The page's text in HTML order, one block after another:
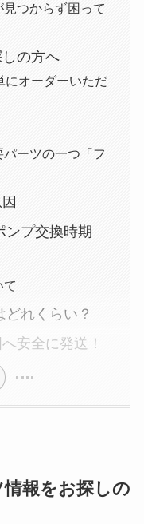
つからず困って
の方へ
にオーダーいただ
ーツの一つ「フ
ンプ交換時期
て
れくらい？
安全に発送！
報をお探しの